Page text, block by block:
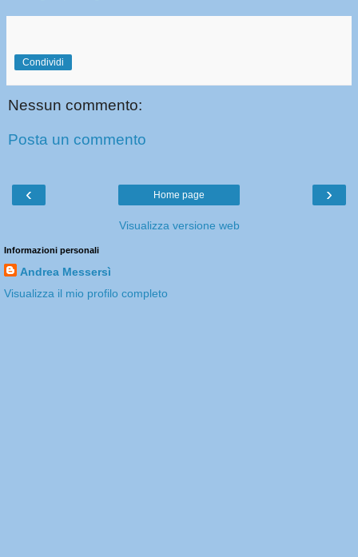
Condividi
Nessun commento:
Posta un commento
‹ ›
Home page
Visualizza versione web
Informazioni personali
Andrea Messersì
Visualizza il mio profilo completo